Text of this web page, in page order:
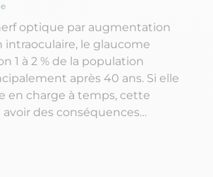
optique par augmentation
intraoculaire, le glaucome
1 à 2 % de la population
après 40 ans. Si elle
en charge à temps, cette
des conséquences
aller jusqu'à la perte de